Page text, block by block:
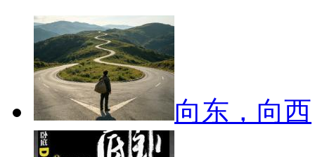
向东，向西